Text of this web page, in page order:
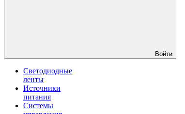
Войти
Светодиодные
ленты
Источники
питания
Системы